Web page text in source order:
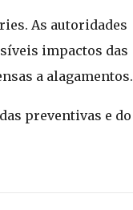
As autoridades
impactos das
a alagamentos.
preventivas e do